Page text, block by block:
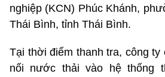
nghiệp (KCN) Phúc Khánh,
Thái Bình, tỉnh Thái Bình.
Tại thời điểm thanh tra, công ty
nối nước thải vào hệ thống